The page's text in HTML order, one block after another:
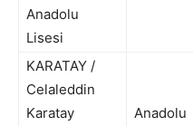
Anadolu
Lisesi
KARATAY /
Celaleddin
Karatay
Anadolu